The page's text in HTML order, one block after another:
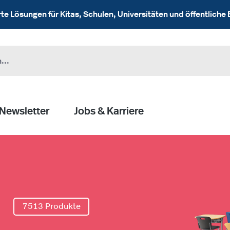
Lösungen für Kitas, Schulen, Universitäten und öffentliche
Newsletter Jobs & Karriere
7513 Produkte